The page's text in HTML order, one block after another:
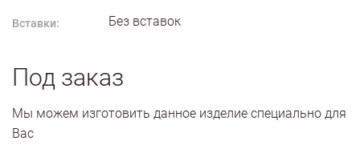
Вставки: Без вставок
Под заказ
Мы можем изготовить данное изделие специально для
Вас